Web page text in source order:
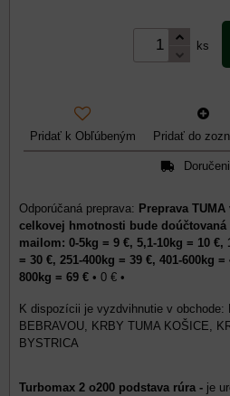
ks
Pridať k Obľúbeným Pridať do
Preprava
celkovej hmotnosti bude
mailom: 0-5kg = 9 €, 5,1-10kg = 10 €,
= 30 €, 251-400kg = 39 €, 401-600kg
800kg = 69 € • 0 € •
BEBRAVOU, KRBY TUMA KOŠICE,
BYSTRICA
Turbomax 2 o200 podstava rúra - je